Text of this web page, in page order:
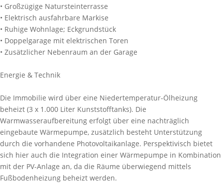
• Großzügige Natursteinterrasse
• Elektrisch ausfahrbare Markise
• Ruhige Wohnlage; Eckgrundstück
• Doppelgarage mit elektrischen Toren
• Zusätzlicher Nebenraum an der Garage
Energie & Technik
Die Immobilie wird über eine Niedertemperatur-Ölheizung
beheizt (3 x 1.000 Liter Kunststofftanks). Die
Warmwasseraufbereitung erfolgt über eine nachträglich
eingebaute Wärmepumpe, zusätzlich besteht Unterstützung
durch die vorhandene Photovoltaikanlage. Perspektivisch bietet
sich hier auch die Integration einer Wärmepumpe in Kombination
mit der PV-Anlage an, da die Räume überwiegend mittels
Fußbodenheizung beheizt werden.